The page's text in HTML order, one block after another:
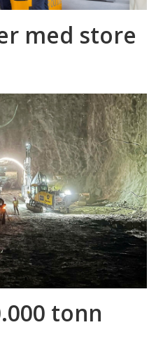
med store
tonn